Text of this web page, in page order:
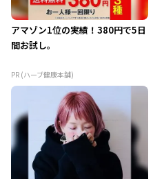
アマゾン1位の実績！380円で5日
間お試し。
PR (ハーブ健康本舗)